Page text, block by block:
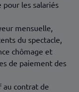
pour les salariés
mensuelle,
du spectacle,
chômage et
de paiement des
au contrat de